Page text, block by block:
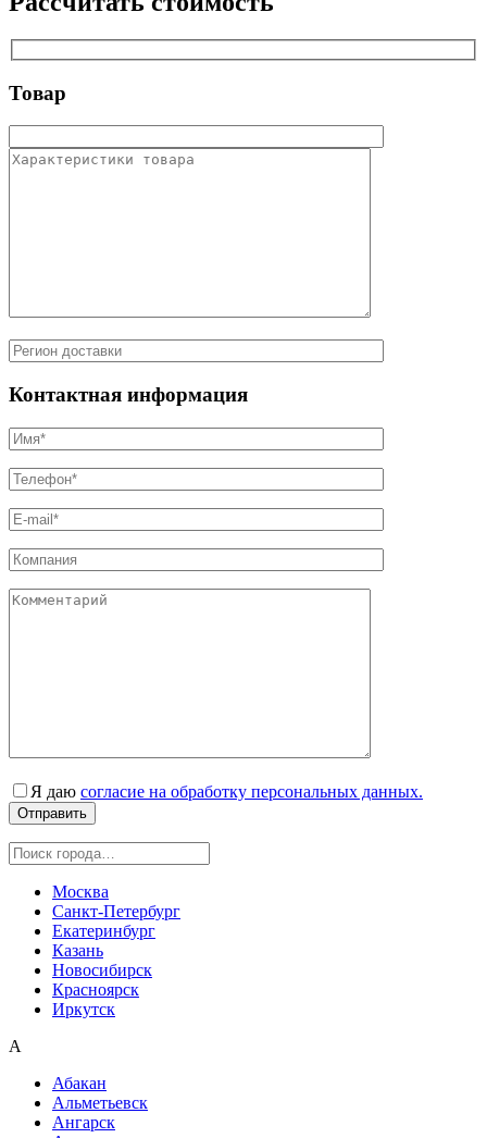
Товар
Контактная информация
Я даю согласие на обработку персональных данных.
Москва
Санкт-Петербург
Екатеринбург
Казань
Новосибирск
Красноярск
Иркутск
А
Абакан
Альметьевск
Ангарск